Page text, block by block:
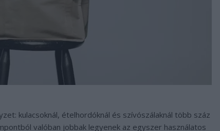
kulacsoknál, ételhordóknál és szívószálaknál több száz
valóban jobbak legyenek az egyszer használatos